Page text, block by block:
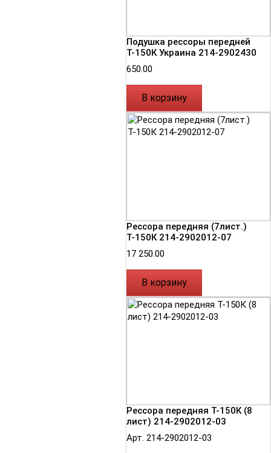
Подушка рессоры передней
Т-150К Украина 214-2902430
650.00
В корзину
Рессора передняя (7лист.)
Т-150К 214-2902012-07
17 250.00
В корзину
Рессора передняя Т-150К (8
лист) 214-2902012-03
Арт. 214-2902012-03